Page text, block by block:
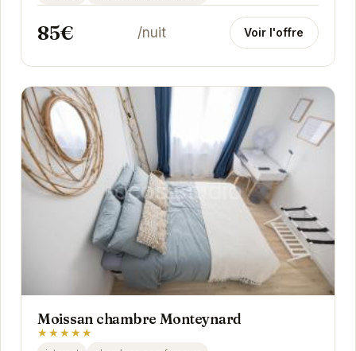
85€ /nuit Voir l'offre
Moissan chambre Monteynard
★★★★★